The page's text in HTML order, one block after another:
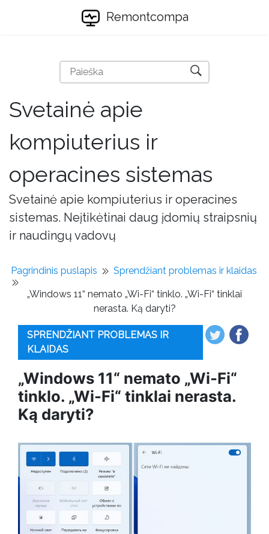
Remontcompa
Svetainė apie
kompiuterius ir
operacines sistemas
Svetainė apie kompiuterius ir operacines
sistemas. Neįtikėtinai daug įdomių straipsnių
ir naudingų vadovų
Pagrindinis puslapis Sprendžiant problemas ir klaidas
„Windows 11“ nemato „Wi-Fi“ tinklo. „Wi-Fi“ tinklai
nerasta. Ką daryti?
SPRENDŽIANT PROBLEMAS IR
KLAIDAS
„Windows 11“ nemato „Wi-Fi“
tinklo. „Wi-Fi“ tinklai nerasta.
Ką daryti?